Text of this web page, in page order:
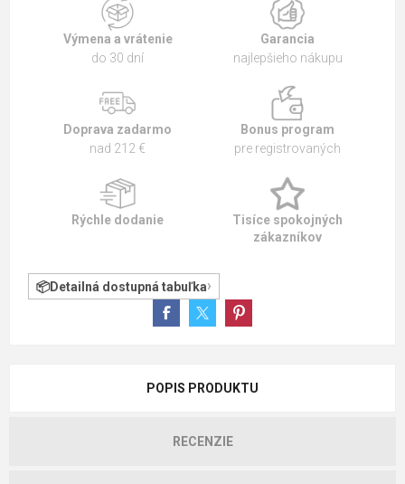
Výmena a vrátenie
do 30 dní
Garancia
najlepšieho nákupu
Doprava zadarmo
nad 212 €
Bonus program
pre registrovaných
Rýchle dodanie
Tisíce spokojných
zákazníkov
Detailná dostupná tabuľka
POPIS PRODUKTU
RECENZIE